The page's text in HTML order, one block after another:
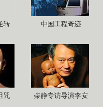
转 中国工程奇迹
咒 柴静专访导演李安